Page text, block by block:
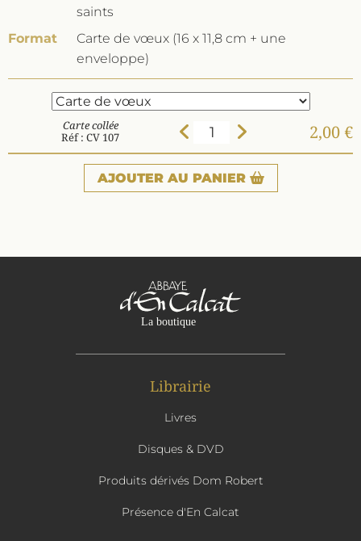
saints
Format
Carte de vœux (16 x 11,8 cm + une
enveloppe)
Carte collée
Réf : CV 107
2,00 €
AJOUTER AU PANIER
Librairie
Livres
Disques & DVD
Produits dérivés Dom Robert
Présence d'En Calcat